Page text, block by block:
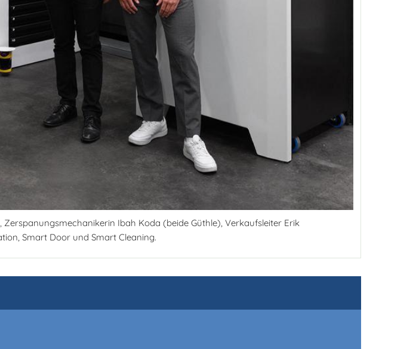
Ibah Koda (beide Güthle), Verkaufsleiter Erik
Smart Door und Smart Cleaning.